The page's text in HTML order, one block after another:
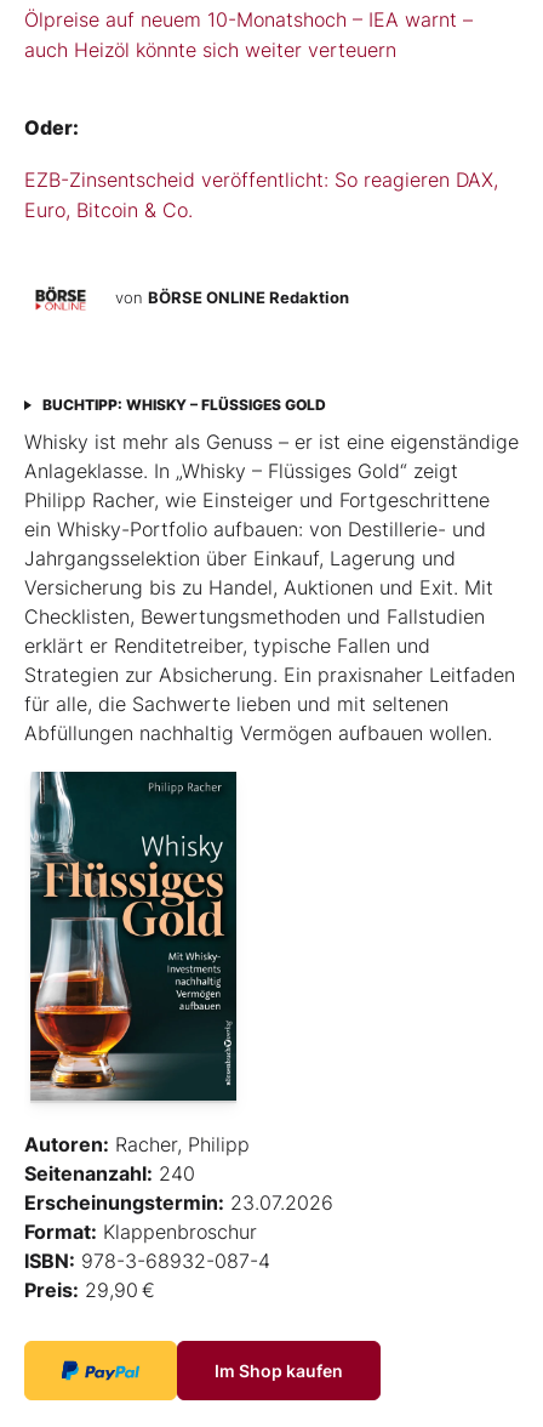
Ölpreise auf neuem 10-Monatshoch – IEA warnt –
auch Heizöl könnte sich weiter verteuern
Oder:
EZB-Zinsentscheid veröffentlicht: So reagieren DAX,
Euro, Bitcoin & Co.
von BÖRSE ONLINE Redaktion
BUCHTIPP: WHISKY – FLÜSSIGES GOLD
Whisky ist mehr als Genuss – er ist eine eigenständige
Anlageklasse. In „Whisky – Flüssiges Gold“ zeigt
Philipp Racher, wie Einsteiger und Fortgeschrittene
ein Whisky-Portfolio aufbauen: von Destillerie- und
Jahrgangsselektion über Einkauf, Lagerung und
Versicherung bis zu Handel, Auktionen und Exit. Mit
Checklisten, Bewertungsmethoden und Fallstudien
erklärt er Renditetreiber, typische Fallen und
Strategien zur Absicherung. Ein praxisnaher Leitfaden
für alle, die Sachwerte lieben und mit seltenen
Abfüllungen nachhaltig Vermögen aufbauen wollen.
Autoren: Racher, Philipp
Seitenanzahl: 240
Erscheinungstermin: 23.07.2026
Format: Klappenbroschur
ISBN: 978-3-68932-087-4
Preis: 29,90 €
Im Shop kaufen